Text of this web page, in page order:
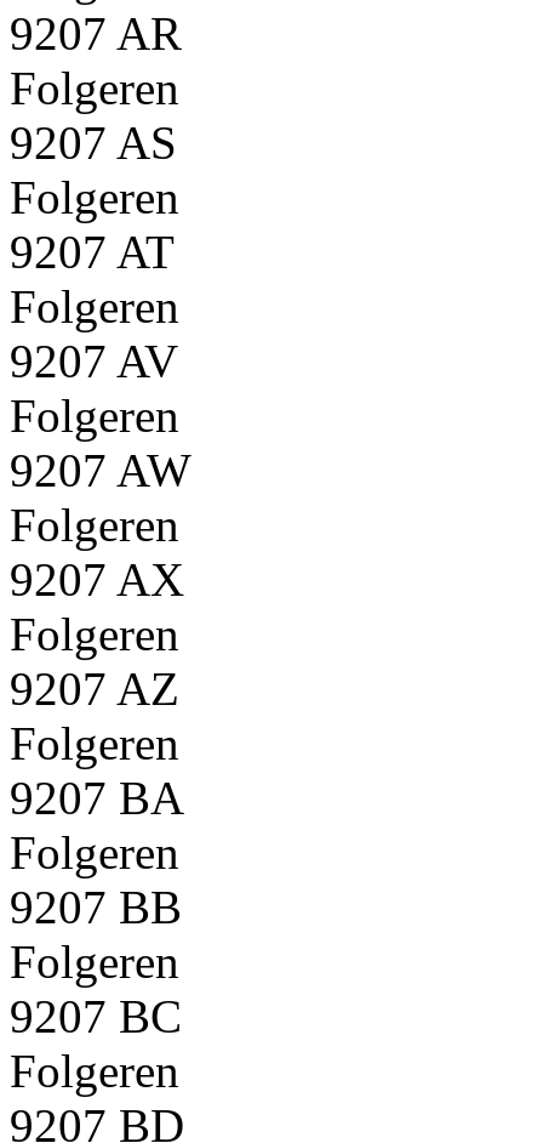
9207 AR
Folgeren
9207 AS
Folgeren
9207 AT
Folgeren
9207 AV
Folgeren
9207 AW
Folgeren
9207 AX
Folgeren
9207 AZ
Folgeren
9207 BA
Folgeren
9207 BB
Folgeren
9207 BC
Folgeren
9207 BD